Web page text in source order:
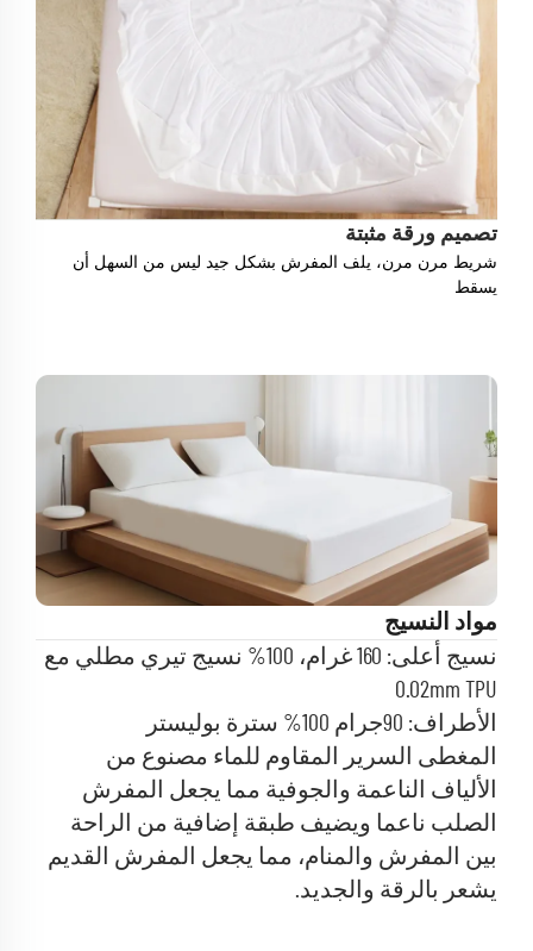
تصميم ورقة مثبتة
شريط مرن مرن، يلف المفرش بشكل جيد ليس من السهل أن
يسقط
مواد النسيج
نسيج أعلى: 160 غرام، 100% نسيج تيري مطلي مع
0.02mm TPU
الأطراف: 90جرام 100%
سترة بوليستر
المغطى السرير المقاوم للماء مصنوع من
الألياف الناعمة والجوفية مما يجعل المفرش
الصلب ناعما ويضيف طبقة إضافية من الراحة
بين المفرش والمنام، مما يجعل المفرش القديم
يشعر بالرقة والجديد.